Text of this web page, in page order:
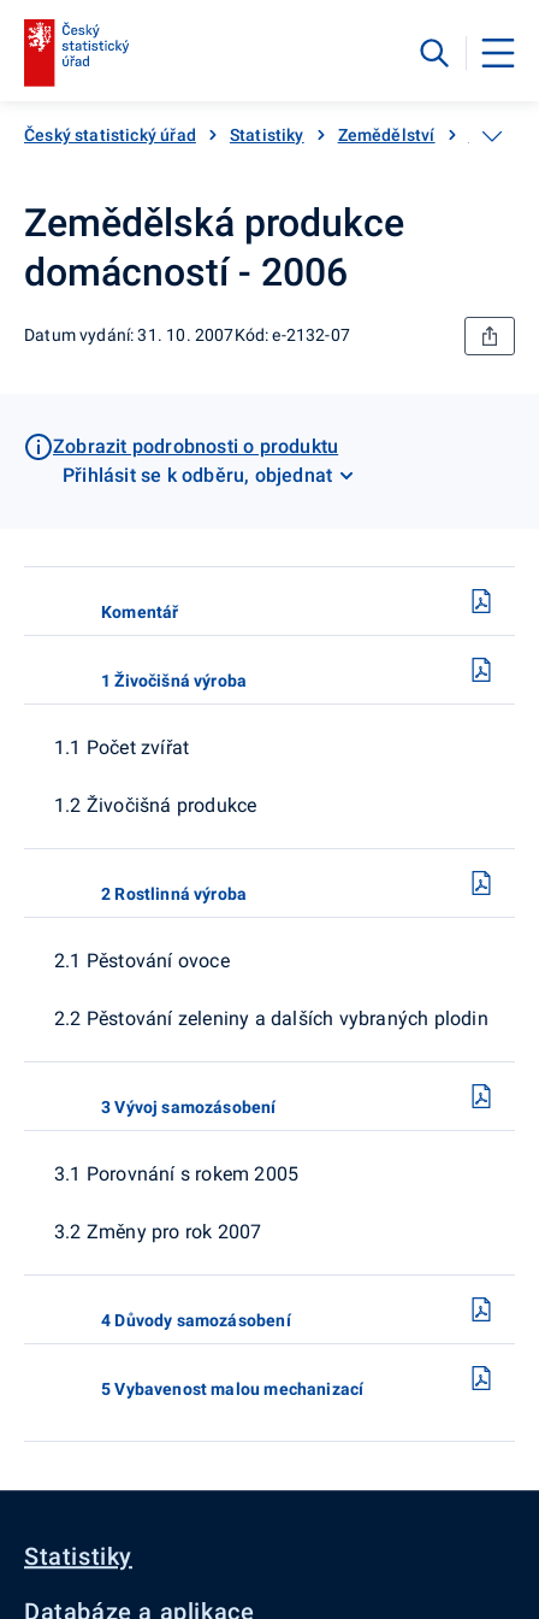
Český statistický úřad Statistiky Zemědělství Katalog
Zemědělská produkce
domácností - 2006
Datum vydání: 31. 10. 2007Kód: e-2132-07
Zobrazit podrobnosti o produktu
Přihlásit se k odběru, objednat
Komentář
1 Živočišná výroba
1.1 Počet zvířat
1.2 Živočišná produkce
2 Rostlinná výroba
2.1 Pěstování ovoce
2.2 Pěstování zeleniny a dalších vybraných plodin
3 Vývoj samozásobení
3.1 Porovnání s rokem 2005
3.2 Změny pro rok 2007
4 Důvody samozásobení
5 Vybavenost malou mechanizací
Statistiky
Databáze a aplikace